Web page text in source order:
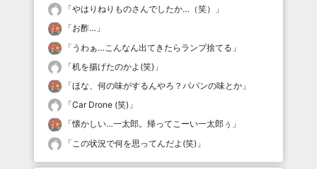
「やはりねりものさんでしたか…（笑）
」
「お酢… 」
「 うわぁ…こんなん出てきたらランプ捨てる 」
「机を揚げたのかよ(笑) 」
「ほな、何の味がするんやろ？パパンの味とか 」
「Car Drone (笑) 」
「懐かしい…一太郎。帰ってこーい一太郎ぅ 」
「 この状況で何を思ってんだよ(笑) 」